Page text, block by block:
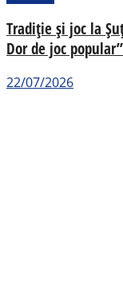
Tradiție și joc la
Dor de joc
22/07/2026